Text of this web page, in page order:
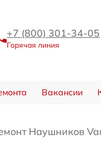
+7 (800) 301-34-05
Горячая линия
Вакансии
Наушников